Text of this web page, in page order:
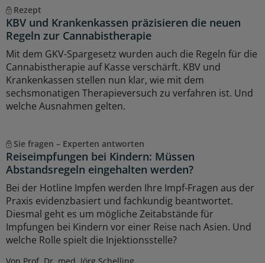
Rezept
KBV und Krankenkassen präzisieren die neuen
Regeln zur Cannabistherapie
Mit dem GKV-Spargesetz wurden auch die Regeln für die
Cannabistherapie auf Kasse verschärft. KBV und
Krankenkassen stellen nun klar, wie mit dem
sechsmonatigen Therapieversuch zu verfahren ist. Und
welche Ausnahmen gelten.
Sie fragen – Experten antworten
Reiseimpfungen bei Kindern: Müssen
Abstandsregeln eingehalten werden?
Bei der Hotline Impfen werden Ihre Impf-Fragen aus der
Praxis evidenzbasiert und fachkundig beantwortet.
Diesmal geht es um mögliche Zeitabstände für
Impfungen bei Kindern vor einer Reise nach Asien. Und
welche Rolle spielt die Injektionsstelle?